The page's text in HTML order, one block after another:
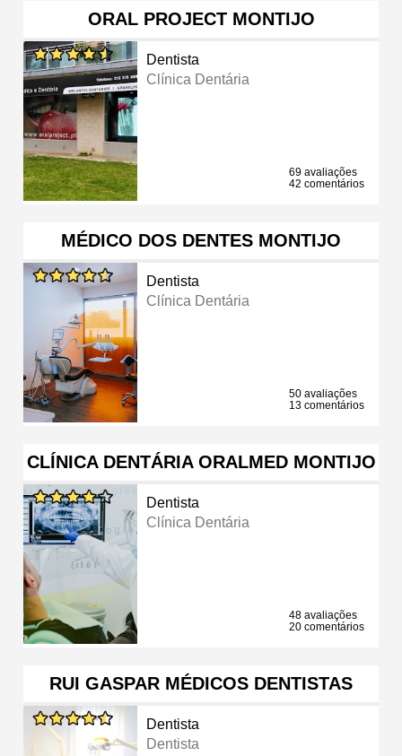
ORAL PROJECT MONTIJO
Dentista
Clínica Dentária
69 avaliações
42 comentários
MÉDICO DOS DENTES MONTIJO
Dentista
Clínica Dentária
50 avaliações
13 comentários
CLÍNICA DENTÁRIA ORALMED MONTIJO
Dentista
Clínica Dentária
48 avaliações
20 comentários
RUI GASPAR MÉDICOS DENTISTAS
Dentista
Dentista